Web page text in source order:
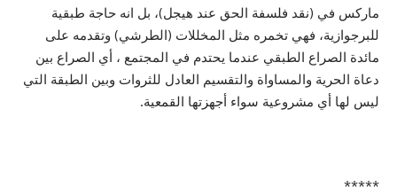
ماركس في (نقد فلسفة الحق عند هيجل)، بل انه حاجة طبقية
للبرجوازية، فهي تخمره مثل المخللات (الطرشي) وتقدمه على
مائدة الصراع الطبقي عندما يحتدم في المجتمع ، أي الصراع بين
دعاة الحرية والمساواة والتقسيم العادل للثروات وبين الطبقة التي
ليس لها أي مشروعية سواء أجهزتها القمعية.
*****